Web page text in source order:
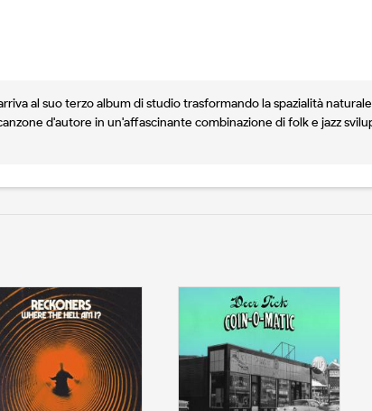
al suo terzo album di studio trasformando la spazialità
d'autore in un'affascinante combinazione di folk e jazz